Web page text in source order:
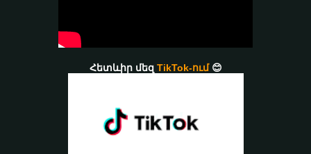
Հետևիր մեզ TikTok-ում😊